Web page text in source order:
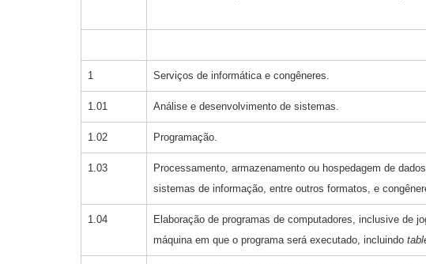
1 Serviços de informática e congêneres.
1.01 Análise e desenvolvimento de sistemas.
1.02 Programação.
1.03
Processamento, armazenamento ou hospedagem de
sistemas de informação, entre outros formatos, e
1.04
Elaboração de programas de computadores, inclusive de
máquina em que o programa será executado, incluindo